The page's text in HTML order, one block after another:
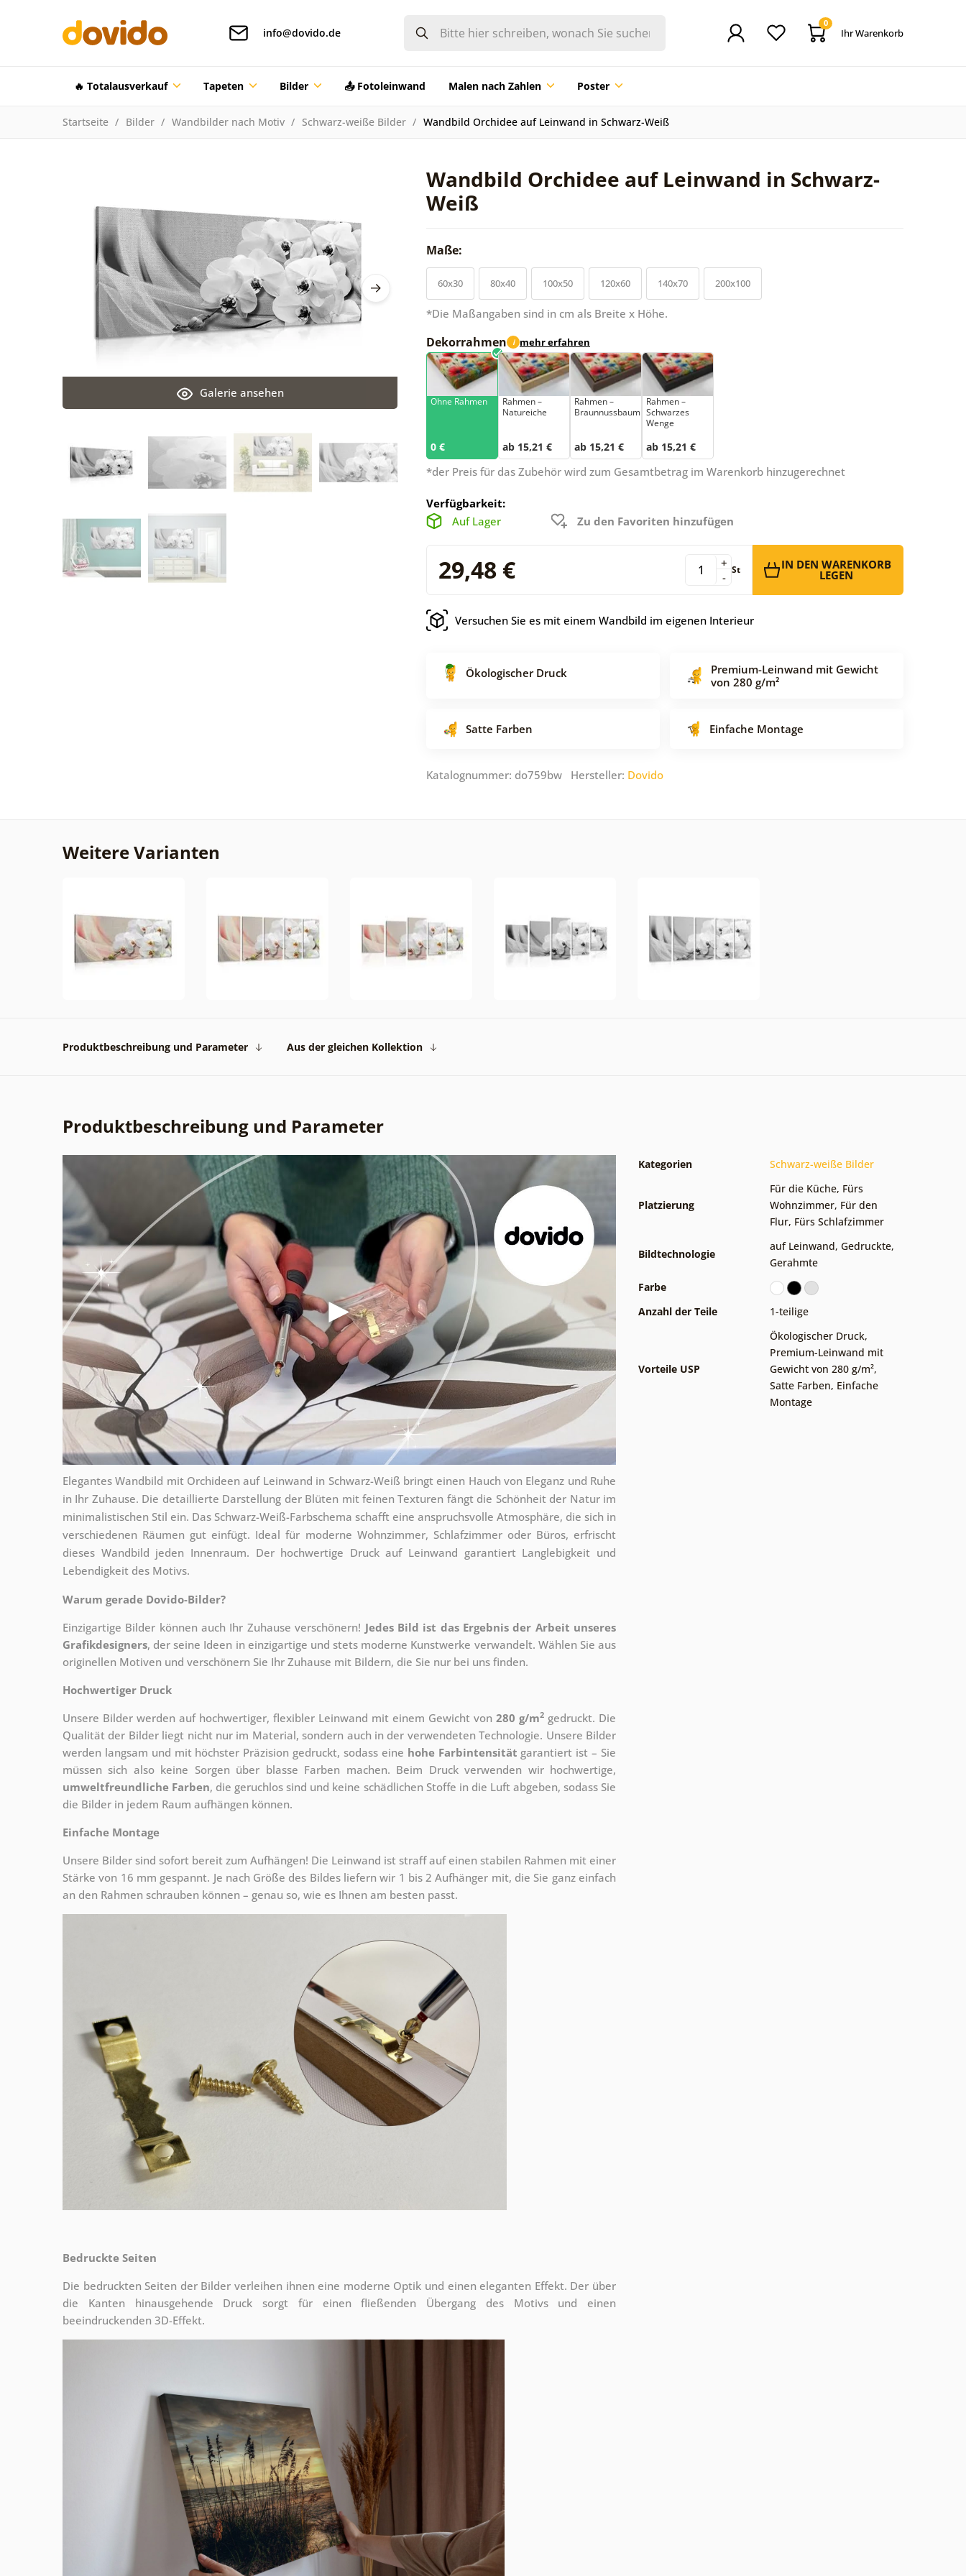
info@dovido.de
0
Ihr Warenkorb
🔥 Totalausverkauf Tapeten Bilder 📤 Fotoleinwand Malen nach Zahlen Poster
Startseite Bilder Wandbilder nach Motiv Schwarz-weiße Bilder Wandbild Orchidee auf Leinwand in Schwarz-Weiß
Wandbild Orchidee auf Leinwand in Schwarz-
Weiß
Galerie ansehen
Maße:
60x30 80x40 100x50 120x60 140x70 200x100
*Die Maßangaben sind in cm als Breite x Höhe.
Dekorrahmen i mehr erfahren
Ohne Rahmen
0 €
Rahmen –
Natureiche
ab 15,21 €
Rahmen –
Braunnussbaum
ab 15,21 €
Rahmen –
Schwarzes
Wenge
ab 15,21 €
*der Preis für das Zubehör wird zum Gesamtbetrag im Warenkorb hinzugerechnet
Verfügbarkeit:
Auf Lager
Zu den Favoriten hinzufügen
29,48 € -
+ St IN DEN WARENKORB
LEGEN
Versuchen Sie es mit einem Wandbild im eigenen Interieur
Ökologischer Druck
Premium-Leinwand mit Gewicht
von 280 g/m²
Satte Farben Einfache Montage
Katalognummer: do759bw Hersteller: Dovido
Weitere Varianten
Produktbeschreibung und Parameter Aus der gleichen Kollektion
Produktbeschreibung und Parameter
Elegantes Wandbild mit Orchideen auf Leinwand in Schwarz-Weiß bringt einen Hauch von Eleganz und Ruhe
in Ihr Zuhause. Die detaillierte Darstellung der Blüten mit feinen Texturen fängt die Schönheit der Natur im
minimalistischen Stil ein. Das Schwarz-Weiß-Farbschema schafft eine anspruchsvolle Atmosphäre, die sich in
verschiedenen Räumen gut einfügt. Ideal für moderne Wohnzimmer, Schlafzimmer oder Büros, erfrischt
dieses Wandbild jeden Innenraum. Der hochwertige Druck auf Leinwand garantiert Langlebigkeit und
Lebendigkeit des Motivs.
Warum gerade Dovido-Bilder?
Einzigartige Bilder können auch Ihr Zuhause verschönern! Jedes Bild ist das Ergebnis der Arbeit unseres
Grafikdesigners, der seine Ideen in einzigartige und stets moderne Kunstwerke verwandelt. Wählen Sie aus
originellen Motiven und verschönern Sie Ihr Zuhause mit Bildern, die Sie nur bei uns finden.
Hochwertiger Druck
Unsere Bilder werden auf hochwertiger, flexibler Leinwand mit einem Gewicht von 280 g/m2 gedruckt. Die
Qualität der Bilder liegt nicht nur im Material, sondern auch in der verwendeten Technologie. Unsere Bilder
werden langsam und mit höchster Präzision gedruckt, sodass eine hohe Farbintensität garantiert ist – Sie
müssen sich also keine Sorgen über blasse Farben machen. Beim Druck verwenden wir hochwertige,
umweltfreundliche Farben, die geruchlos sind und keine schädlichen Stoffe in die Luft abgeben, sodass Sie
die Bilder in jedem Raum aufhängen können.
Einfache Montage
Unsere Bilder sind sofort bereit zum Aufhängen! Die Leinwand ist straff auf einen stabilen Rahmen mit einer
Stärke von 16 mm gespannt. Je nach Größe des Bildes liefern wir 1 bis 2 Aufhänger mit, die Sie ganz einfach
an den Rahmen schrauben können – genau so, wie es Ihnen am besten passt.
Bedruckte Seiten
Die bedruckten Seiten der Bilder verleihen ihnen eine moderne Optik und einen eleganten Effekt. Der über
die Kanten hinausgehende Druck sorgt für einen fließenden Übergang des Motivs und einen
beeindruckenden 3D-Effekt.
Kategorien Schwarz-weiße Bilder
Platzierung
Für die Küche, Fürs
Wohnzimmer, Für den
Flur, Fürs Schlafzimmer
Bildtechnologie
auf Leinwand, Gedruckte,
Gerahmte
Farbe
Anzahl der Teile
1-teilige
Vorteile USP
Ökologischer Druck,
Premium-Leinwand mit
Gewicht von 280 g/m²,
Satte Farben, Einfache
Montage